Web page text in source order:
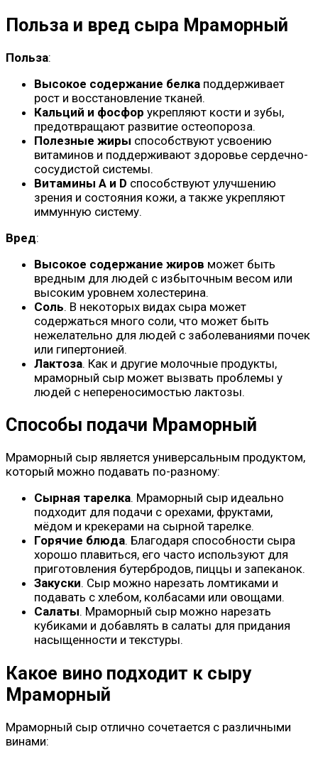
Польза и вред сыра Мраморный
Польза:
Высокое содержание белка поддерживает
рост и восстановление тканей.
Кальций и фосфор укрепляют кости и зубы,
предотвращают развитие остеопороза.
Полезные жиры способствуют усвоению
витаминов и поддерживают здоровье сердечно-
сосудистой системы.
Витамины A и D способствуют улучшению
зрения и состояния кожи, а также укрепляют
иммунную систему.
Вред:
Высокое содержание жиров может быть
вредным для людей с избыточным весом или
высоким уровнем холестерина.
Соль. В некоторых видах сыра может
содержаться много соли, что может быть
нежелательно для людей с заболеваниями почек
или гипертонией.
Лактоза. Как и другие молочные продукты,
мраморный сыр может вызвать проблемы у
людей с непереносимостью лактозы.
Способы подачи Мраморный
Мраморный сыр является универсальным продуктом,
который можно подавать по-разному:
Сырная тарелка. Мраморный сыр идеально
подходит для подачи с орехами, фруктами,
мёдом и крекерами на сырной тарелке.
Горячие блюда. Благодаря способности сыра
хорошо плавиться, его часто используют для
приготовления бутербродов, пиццы и запеканок.
Закуски. Сыр можно нарезать ломтиками и
подавать с хлебом, колбасами или овощами.
Салаты. Мраморный сыр можно нарезать
кубиками и добавлять в салаты для придания
насыщенности и текстуры.
Какое вино подходит к сыру
Мраморный
Мраморный сыр отлично сочетается с различными
винами: